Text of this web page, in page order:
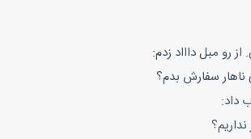
رو مبل داااد زدم:
سفارش بدم؟
داد: